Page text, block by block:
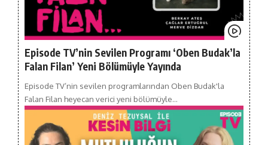
Episode TV’nin Sevilen Programı ‘Oben Budak’la
Falan Filan’ Yeni Bölümüyle Yayında
Episode TV’nin sevilen programlarından Oben Budak'la
Falan Filan heyecan verici yeni bölümüyle…